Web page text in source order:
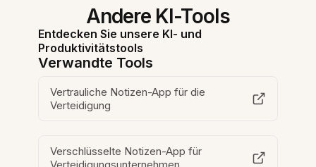
Andere KI-Tools
Entdecken Sie unsere KI- und
Produktivitätstools
Verwandte Tools
Vertrauliche Notizen-App für die
Verteidigung
Verschlüsselte Notizen-App für